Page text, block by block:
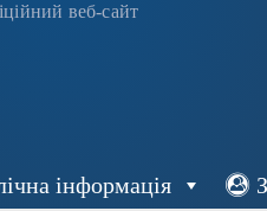
веб-сайт
інформація